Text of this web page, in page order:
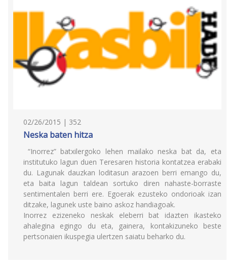
02/26/2015 | 352
Neska baten hitza
“Inorrez” batxilergoko lehen mailako neska bat da, eta
institutuko lagun duen Teresaren historia kontatzea erabaki
du. Lagunak dauzkan loditasun arazoen berri emango du,
eta baita lagun taldean sortuko diren nahaste-borraste
sentimentalen berri ere. Egoerak ezusteko ondorioak izan
ditzake, lagunek uste baino askoz handiagoak.
Inorrez ezizeneko neskak eleberri bat idazten ikasteko
ahalegina egingo du eta, gainera, kontakizuneko beste
pertsonaien ikuspegia ulertzen saiatu beharko du.